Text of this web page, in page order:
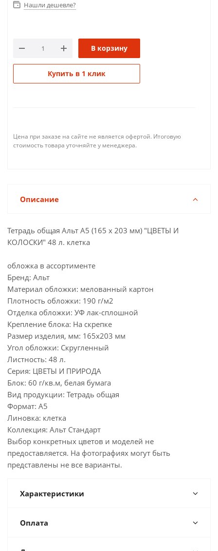
Нашли дешевле?
В корзину
Купить в 1 клик
Цена при заказе на сайте не является офертой. Итоговую
стоимость товара уточняйте у менеджера.
Описание
Тетрадь общая Альт А5 (165 х 203 мм) "ЦВЕТЫ И
КОЛОСКИ" 48 л. клетка
обложка в ассортименте
Бренд: Альт
Материал обложки: мелованный картон
Плотность обложки: 190 г/м2
Отделка обложки: УФ лак-сплошной
Крепление блока: На скрепке
Размер изделия, мм: 165х203 мм
Угол обложки: Скругленный
Листность: 48 л.
Серия: ЦВЕТЫ И ПРИРОДА
Блок: 60 г/кв.м, белая бумага
Вид продукции: Тетрадь общая
Формат: А5
Линовка: клетка
Коллекция: Альт Стандарт
Выбор конкретных цветов и моделей не
предоставляется. На фотографиях могут быть
представлены не все варианты.
Характеристики
Оплата